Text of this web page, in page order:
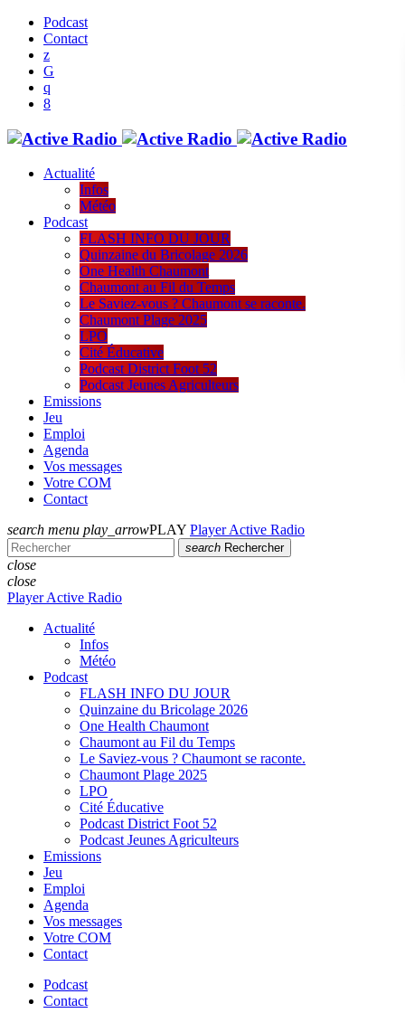
Podcast
Contact
Actualité
Infos
Météo
Podcast
FLASH INFO DU JOUR
Quinzaine du Bricolage 2026
One Health Chaumont
Chaumont au Fil du Temps
Le Saviez-vous ? Chaumont se raconte.
Chaumont Plage 2025
LPO
Cité Éducative
Podcast District Foot 52
Podcast Jeunes Agriculteurs
Emissions
Jeu
Emploi
Agenda
Vos messages
Votre COM
Contact
search menu play_arrowPLAY Player Active Radio
search Rechercher
close
close
Player Active Radio
Actualité
Infos
Météo
Podcast
FLASH INFO DU JOUR
Quinzaine du Bricolage 2026
One Health Chaumont
Chaumont au Fil du Temps
Le Saviez-vous ? Chaumont se raconte.
Chaumont Plage 2025
LPO
Cité Éducative
Podcast District Foot 52
Podcast Jeunes Agriculteurs
Emissions
Jeu
Emploi
Agenda
Vos messages
Votre COM
Contact
Podcast
Contact